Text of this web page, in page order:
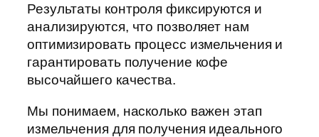
Результаты контроля фиксируются и
анализируются, что позволяет нам
оптимизировать процесс измельчения и
гарантировать получение кофе
высочайшего качества.
Мы понимаем, насколько важен этап
измельчения для получения идеального